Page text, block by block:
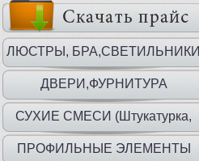
ЛЮСТРЫ, БРА,СВЕТИЛЬНИКИ
ДВЕРИ,ФУРНИТУРА
СУХИЕ СМЕСИ (Штукатурка,
шпаклевка, клей)
ПРОФИЛЬНЫЕ ЭЛЕМЕНТЫ